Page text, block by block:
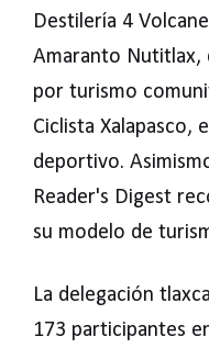
Destilería 4
Amaranto Nutitlax,
por turismo
Ciclista Xalapasco,
deportivo.
Reader's Digest
su modelo de
La delegación
173 participantes